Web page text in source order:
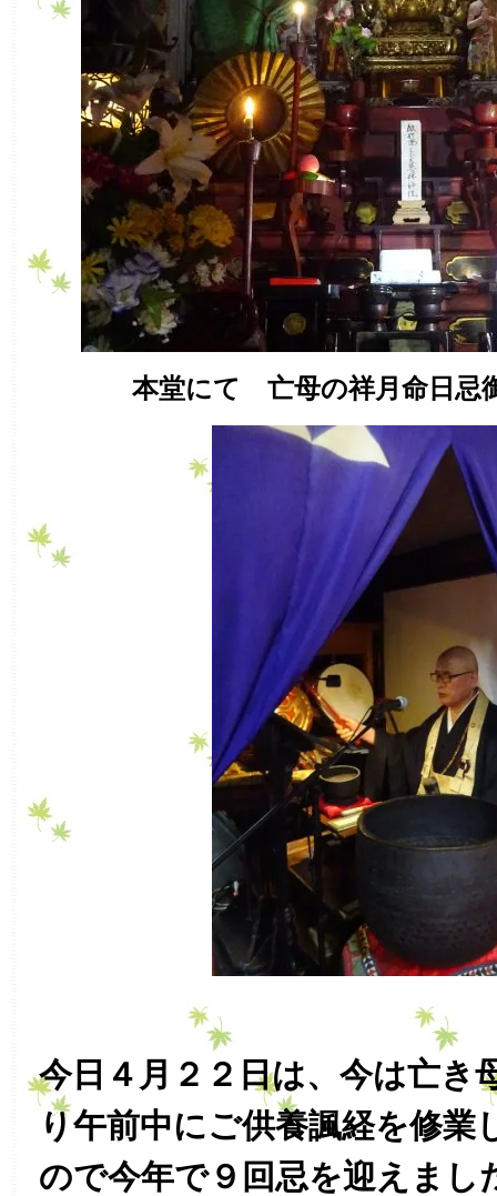
本堂にて 亡母の祥月命日忌
今日４月２２日は、今は亡き
り午前中にご供養諷経を修業
ので今年で９回忌を迎えまし